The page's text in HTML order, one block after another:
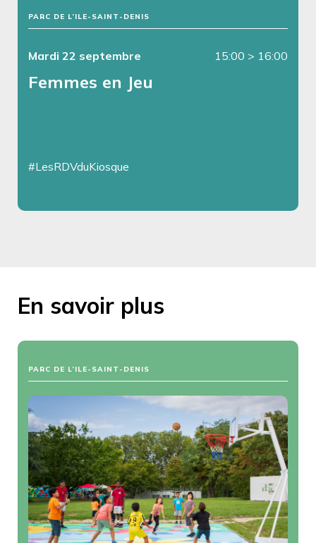
PARC DE L’ILE-SAINT-DENIS
Mardi 22 septembre 15:00 > 16:00
Femmes en Jeu
#LesRDVduKiosque
En savoir plus
PARC DE L’ILE-SAINT-DENIS